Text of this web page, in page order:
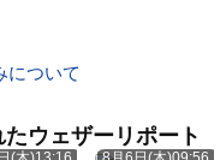
について
ウェザーリポート